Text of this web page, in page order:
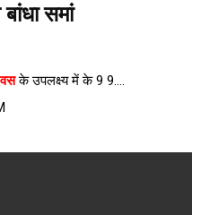
समां
के उपलक्ष्य में के 9 9....